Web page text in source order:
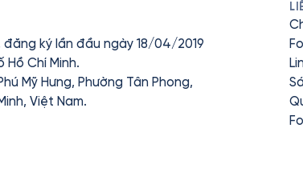
đăng ký lần đầu ngày 18/04/2019
Chí Minh.
Mỹ Hưng, Phường Tân Phong,
Việt Nam.